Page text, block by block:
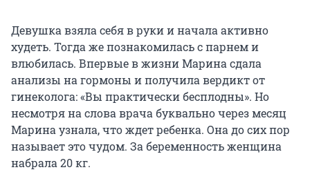
Девушка взяла себя в руки и начала активно
худеть. Тогда же познакомилась с парнем и
влюбилась. Впервые в жизни Марина сдала
анализы на гормоны и получила вердикт от
гинеколога: «Вы практически бесплодны». Но
несмотря на слова врача буквально через месяц
Марина узнала, что ждет ребенка. Она до сих пор
называет это чудом. За беременность женщина
набрала 20 кг.